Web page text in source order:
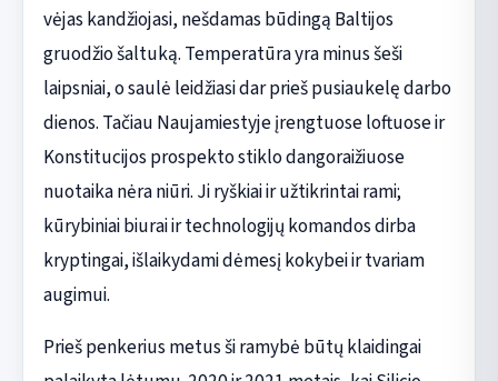
vėjas kandžiojasi, nešdamas būdingą Baltijos
gruodžio šaltuką. Temperatūra yra minus šeši
laipsniai, o saulė leidžiasi dar prieš pusiaukelę darbo
dienos. Tačiau Naujamiestyje įrengtuose loftuose ir
Konstitucijos prospekto stiklo dangoraižiuose
nuotaika nėra niūri. Ji ryškiai ir užtikrintai rami;
kūrybiniai biurai ir technologijų komandos dirba
kryptingai, išlaikydami dėmesį kokybei ir tvariam
augimui.
Prieš penkerius metus ši ramybė būtų klaidingai